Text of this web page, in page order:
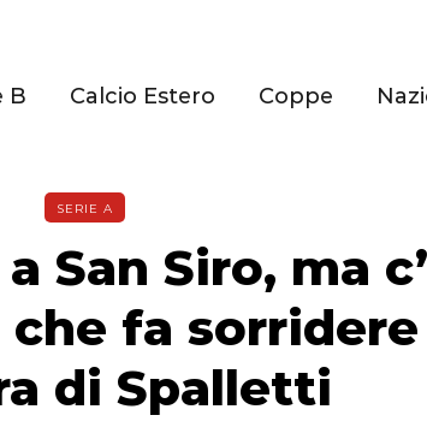
B Calcio Estero Coppe
SERIE A
San Siro, ma
fa sorridere
di Spalletti